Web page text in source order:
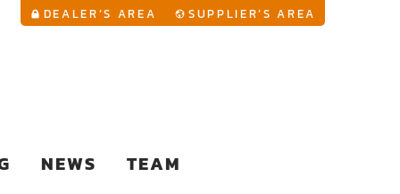
DEALER’S AREA SUPPLIER’S AREA
NEWS TEAM